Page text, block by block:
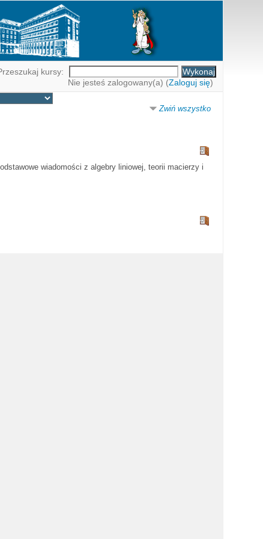
kursy:
Nie jesteś zalogowany(a) (Zaloguj się)
Zwiń wszystko
wiadomości z algebry liniowej, teorii macierzy i